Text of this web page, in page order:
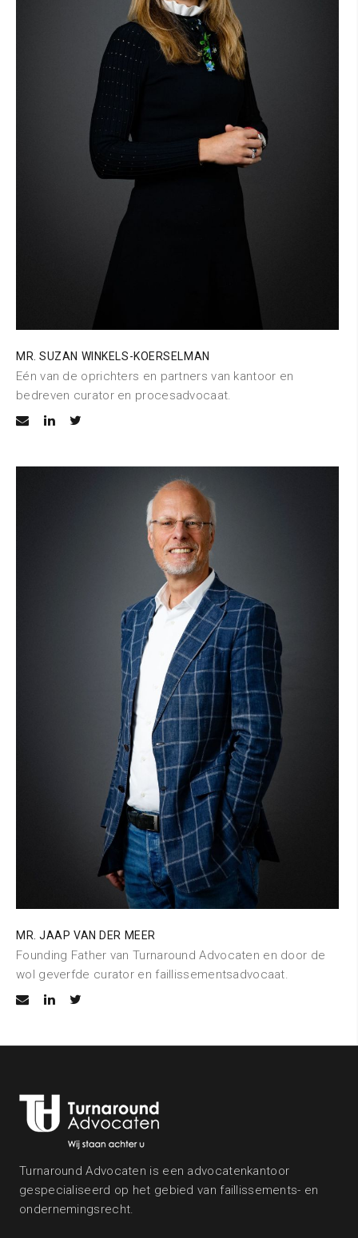
MR. SUZAN WINKELS-KOERSELMAN
Eén van de oprichters en partners van kantoor en
bedreven curator en procesadvocaat.
MR. JAAP VAN DER MEER
Founding Father van Turnaround Advocaten en door de
wol geverfde curator en faillissementsadvocaat.
Turnaround Advocaten is een advocatenkantoor
gespecialiseerd op het gebied van faillissements- en
ondernemingsrecht.